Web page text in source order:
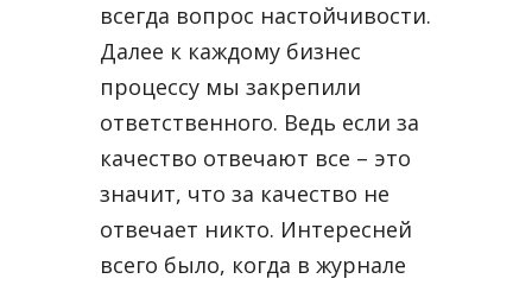
всегда вопрос настойчивости.
Далее к каждому бизнес
процессу мы закрепили
ответственного. Ведь если за
качество отвечают все – это
значит, что за качество не
отвечает никто. Интересней
всего было, когда в журнале